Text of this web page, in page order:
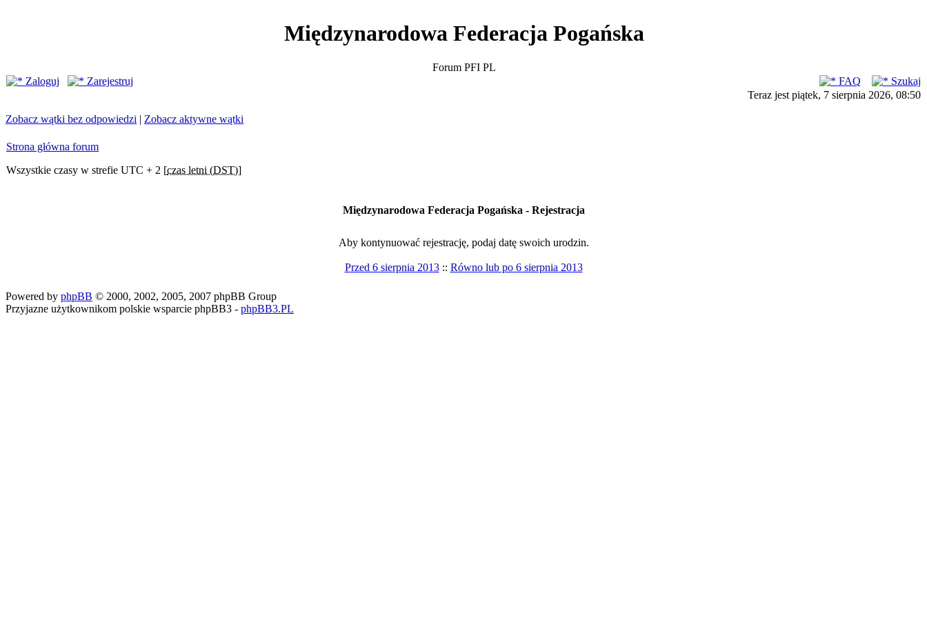
Międzynarodowa Federacja Pogańska
Forum PFI PL
Zaloguj
Zarejestruj FAQ
Szukaj
Teraz jest piątek, 7 sierpnia 2026, 08:50
Zobacz wątki bez odpowiedzi | Zobacz aktywne wątki
Strona główna forum
Wszystkie czasy w strefie UTC + 2 [czas letni (DST)]
Międzynarodowa Federacja Pogańska - Rejestracja
Aby kontynuować rejestrację, podaj datę swoich urodzin.
Przed 6 sierpnia 2013:: Równo lub po 6 sierpnia 2013
Powered by phpBB © 2000, 2002, 2005, 2007 phpBB Group
Przyjazne użytkownikom polskie wsparcie phpBB3 - phpBB3.PL